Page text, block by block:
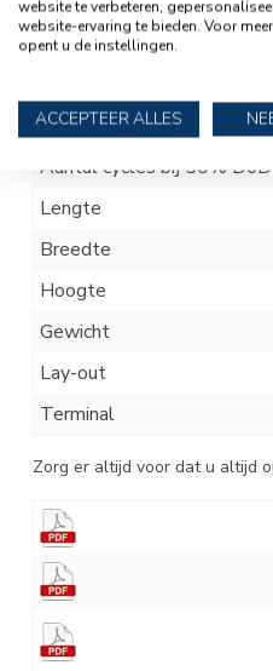
Laadspanning
Laadstroom
Aantal cycles bij 50%
Lengte
Breedte
Hoogte
Gewicht
Lay-out
Terminal
Zorg er altijd voor dat u altijd
website te verbeteren,
website-ervaring te bieden. Voor
opent u de instellingen.
ACCEPTEER ALLES